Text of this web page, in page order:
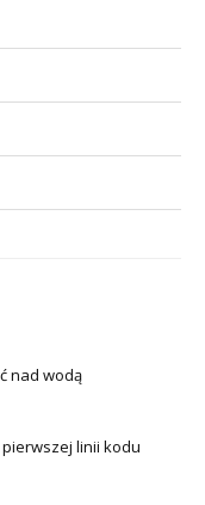
nad wodą
linii kodu